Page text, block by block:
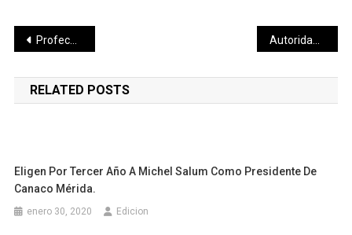
Navegación
de
entradas
Profeco Yucatán realiza operativo de verificación y vigilancia por Día de Reyes.
RELATED POSTS
Eligen Por Tercer Año A Michel Salum Como Presidente De
Canaco Mérida.
enero 30, 2020 Edicion